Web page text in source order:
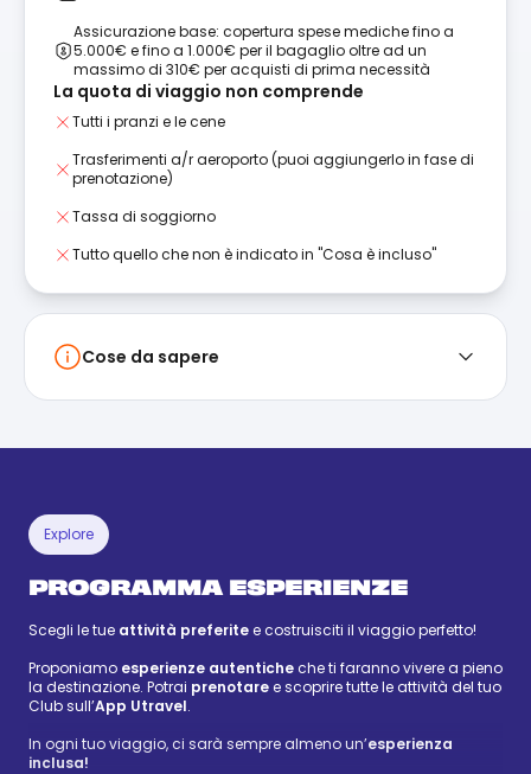
Assicurazione base: copertura spese mediche fino a
5.000€ e fino a 1.000€ per il bagaglio oltre ad un
massimo di 310€ per acquisti di prima necessità
La quota di viaggio non comprende
Tutti i pranzi e le cene
Trasferimenti a/r aeroporto (puoi aggiungerlo in fase di
prenotazione)
Tassa di soggiorno
Tutto quello che non è indicato in "Cosa è incluso"
Cose da sapere
Explore
PROGRAMMA ESPERIENZE
Scegli le tue attività preferitee costruisciti il viaggio perfetto!
Proponiamo esperienze autenticheche ti faranno vivere a pieno
la destinazione. Potrai prenotaree scoprire tutte le attività del tuo
Club sull’App Utravel.
In ogni tuo viaggio, ci sarà sempre almeno un’esperienza
inclusa!